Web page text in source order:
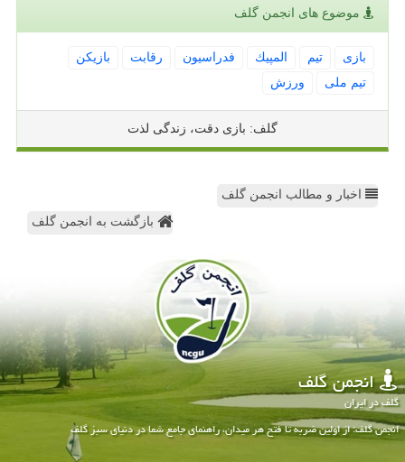
موضوع های انجمن گلف
بازی تیم المپیك فدراسیون رقابت
بازیكن
تیم ملی
ورزش
گلف: بازی دقت، زندگی لذت
اخبار و مطالب انجمن گلف
بازگشت به انجمن گلف
انجمن گلف
گلف در ایران
انجمن گلف: از اولین ضربه تا فتح هر میدان، راهنمای جامع شما در دنیای سبز گلف